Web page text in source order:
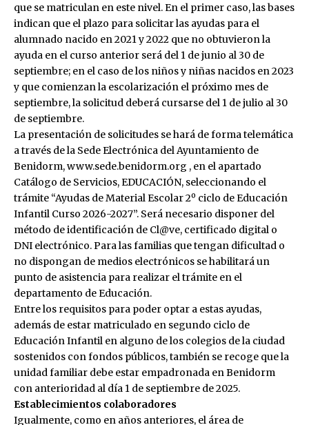
que se matriculan en este nivel. En el primer caso, las bases
indican que el plazo para solicitar las ayudas para el
alumnado nacido en 2021 y 2022 que no obtuvieron la
ayuda en el curso anterior será del 1 de junio al 30 de
septiembre; en el caso de los niños y niñas nacidos en 2023
y que comienzan la escolarización el próximo mes de
septiembre, la solicitud deberá cursarse del 1 de julio al 30
de septiembre.
La presentación de solicitudes se hará de forma telemática
a través de la Sede Electrónica del Ayuntamiento de
Benidorm,www.sede.benidorm.org , en el apartado
Catálogo de Servicios, EDUCACIÓN, seleccionando el
trámite “Ayudas de Material Escolar 2º ciclo de Educación
Infantil Curso 2026-2027”. Será necesario disponer del
método de identificación de Cl@ve, certificado digital o
DNI electrónico. Para las familias que tengan dificultad o
no dispongan de medios electrónicos se habilitará un
punto de asistencia para realizar el trámite en el
departamento de Educación.
Entre los requisitos para poder optar a estas ayudas,
además de estar matriculado en segundo ciclo de
Educación Infantil en alguno de los colegios de la ciudad
sostenidos con fondos públicos, también se recoge que la
unidad familiar debe estar empadronada en Benidorm
con anterioridad al día 1 de septiembre de 2025.
Establecimientos colaboradores
Igualmente, como en años anteriores, el área de